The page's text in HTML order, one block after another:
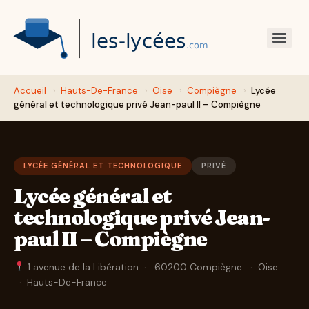
Accueil › Hauts-De-France › Oise › Compiègne › Lycée
général et technologique privé Jean-paul II – Compiègne
LYCÉE GÉNÉRAL ET TECHNOLOGIQUE PRIVÉ
Lycée général et
technologique privé Jean-
paul II – Compiègne
1 avenue de la Libération · 60200 Compiègne · Oise
· Hauts-De-France